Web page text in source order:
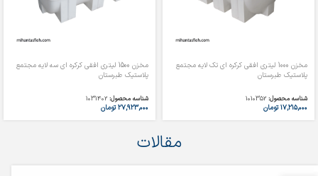
مخزن 1000 لیتری افقی کرکره ای تک لایه مجتمع
پلاستیک طبرستان
شناسه محصول: 1010352
۱۷,۲۱۵,۰۰۰ تومان
مخزن 1500 لیتری افقی کرکره ای سه لایه مجتمع
پلاستیک طبرستان
شناسه محصول: 1031402
۲۷,۹۲۳,۰۰۰ تومان
مقالات